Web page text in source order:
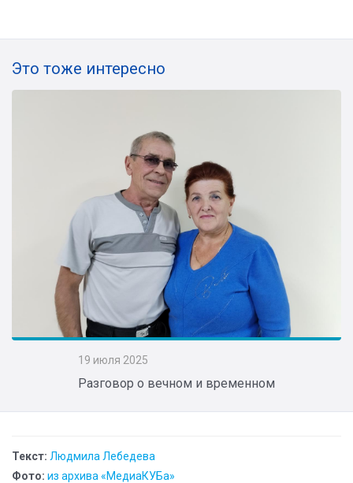
Это тоже интересно
19 июля 2025
Разговор о вечном и временном
Текст: Людмила Лебедева
Фото: из архива «МедиаКУБа»